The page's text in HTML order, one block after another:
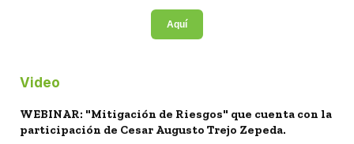
Aquí
Video
WEBINAR: "Mitigación de Riesgos" que cuenta con la
participación de Cesar Augusto Trejo Zepeda.